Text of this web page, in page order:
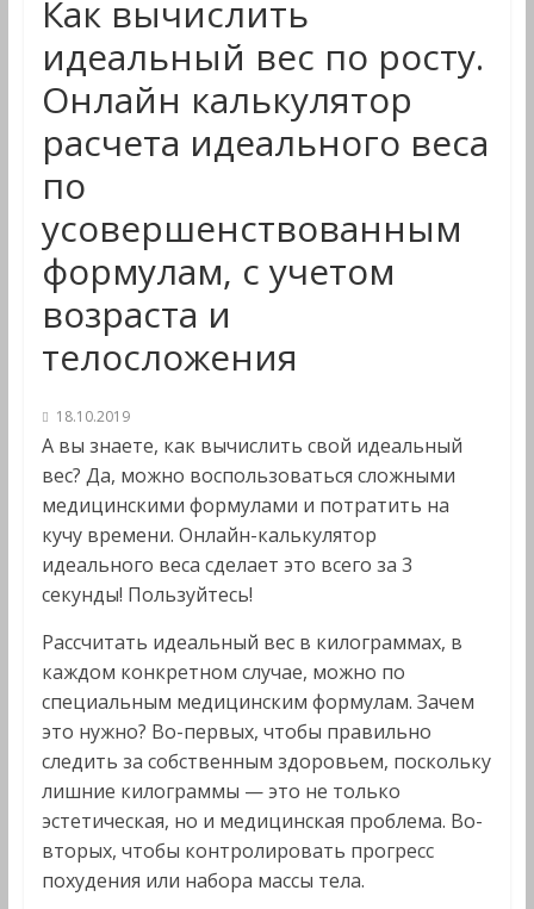
Как вычислить
идеальный вес по росту.
Онлайн калькулятор
расчета идеального веса
по
усовершенствованным
формулам, с учетом
возраста и
телосложения
18.10.2019
А вы знаете, как вычислить свой идеальный
вес? Да, можно воспользоваться сложными
медицинскими формулами и потратить на
кучу времени. Онлайн-калькулятор
идеального веса сделает это всего за 3
секунды! Пользуйтесь!
Рассчитать идеальный вес в килограммах, в
каждом конкретном случае, можно по
специальным медицинским формулам. Зачем
это нужно? Во-первых, чтобы правильно
следить за собственным здоровьем, поскольку
лишние килограммы — это не только
эстетическая, но и медицинская проблема. Во-
вторых, чтобы контролировать прогресс
похудения или набора массы тела.